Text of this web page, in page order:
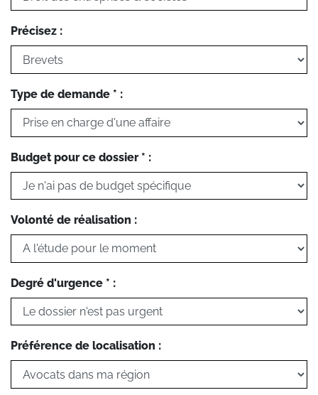
Précisez :
Type de demande * :
Budget pour ce dossier * :
Volonté de réalisation :
Degré d'urgence * :
Préférence de localisation :